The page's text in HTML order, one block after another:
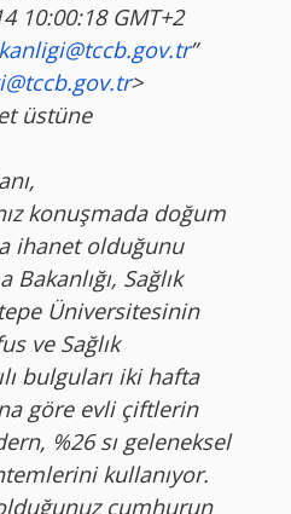
10:00:18 GMT+2
”
>
üstüne
konuşmada doğum
ihanet olduğunu
Sağlık
Üniversitesinin
ve Sağlık
bulguları iki hafta
göre evli çiftlerin
%26 sı geleneksel
kullanıyor.
cumhurun